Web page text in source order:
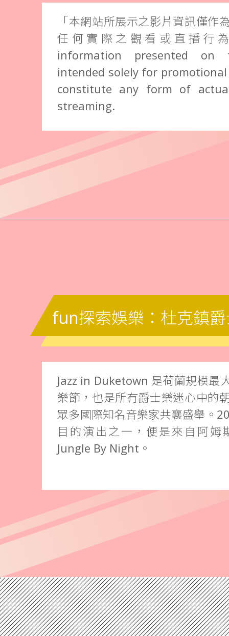
「本網站所展示之影片資訊僅作
任何實際之觀看或直播行
information presented
intended solely for
constitute any form of
streaming.
fun探索娛樂：杜克鎮
Jazz in Duketown 是荷蘭規模最
樂節，也是所有爵士樂迷心中的
眾多國際知名音樂家共襄盛舉。
目的演出之一，便是來自阿姆
Jungle By Night。